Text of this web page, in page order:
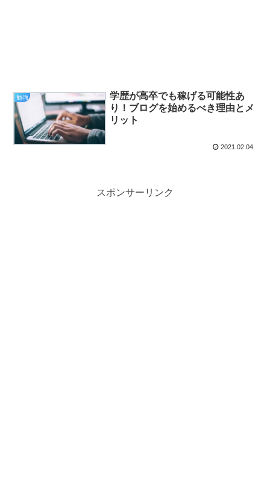
勉強
学歴が高卒でも稼げる可能性あ
り！ブログを始めるべき理由とメ
リット
2021.02.04
スポンサーリンク